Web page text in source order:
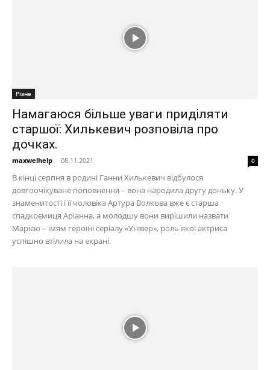
Різне
Намагаюся більше уваги приділяти
старшої: Хилькевич розповіла про
дочках.
maxwelhelp - 08.11.2021 0
В кінці серпня в родині Ганни Хилькевич відбулося
довгоочікуване поповнення – вона народила другу доньку. У
знаменитості і її чоловіка Артура Волкова вже є старша
спадкоємиця Аріанна, а молодшу вони вирішили назвати
Марією – імям героїні серіалу «Універ», роль якої актриса
успішно втілила на екрані.